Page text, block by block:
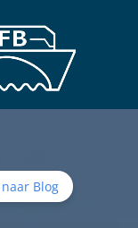
navigatie
Blog